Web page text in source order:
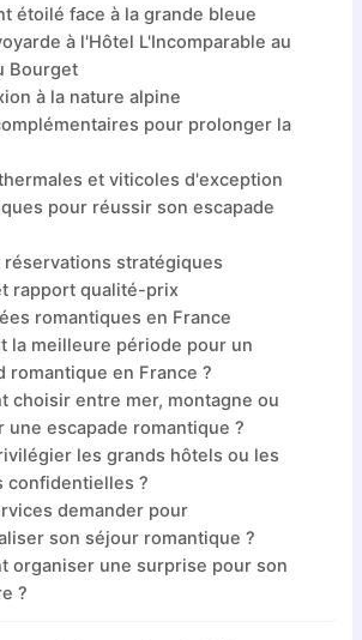
étoilé face à la grande bleue
à l'Hôtel L'Incomparable au
Bourget
à la nature alpine
pour prolonger la
et viticoles d'exception
pour réussir son escapade
réservations stratégiques
rapport qualité-prix
romantiques en France
la meilleure période pour un
romantique en France ?
choisir entre mer, montagne ou
une escapade romantique ?
les grands hôtels ou les
confidentielles ?
demander pour
son séjour romantique ?
organiser une surprise pour son
?